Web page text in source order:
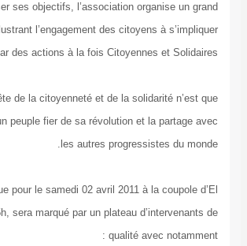
Afin de concrétiser ses objectifs, l’association
évènement illustrant l’engagement des citoyens à
par des actions à la fois Citoyennes et
La fête de la citoyenneté et de la
l’expression d’un peuple fier de sa révolution et la
les autres progressistes
La fête, prévue pour le samedi 02 avril 2011 à la
Menzah à 15h, sera marqué par un plateau
qualité avec